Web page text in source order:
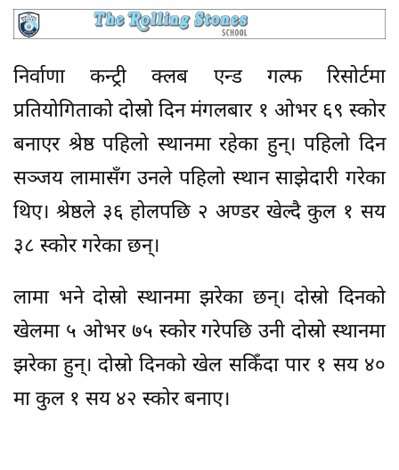
निर्वाणा कन्ट्री क्लब एन्ड गल्फ रिसोर्टमा
प्रतियोगिताको दोस्रो दिन मंगलबार १ ओभर ६९ स्कोर
बनाएर श्रेष्ठ पहिलो स्थानमा रहेका हुन्। पहिलो दिन
सञ्जय लामासँग उनले पहिलो स्थान साझेदारी गरेका
थिए। श्रेष्ठले ३६ होलपछि २ अण्डर खेल्दै कुल १ सय
३८ स्कोर गरेका छन्।
लामा भने दोस्रो स्थानमा झरेका छन्। दोस्रो दिनको
खेलमा ५ ओभर ७५ स्कोर गरेपछि उनी दोस्रो स्थानमा
झरेका हुन्। दोस्रो दिनको खेल सकिँदा पार १ सय ४०
मा कुल १ सय ४२ स्कोर बनाए।